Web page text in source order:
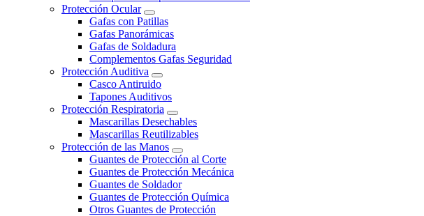
Protección Ocular
Gafas con Patillas
Gafas Panorámicas
Gafas de Soldadura
Complementos Gafas Seguridad
Protección Auditiva
Casco Antiruido
Tapones Auditivos
Protección Respiratoria
Mascarillas Desechables
Mascarillas Reutilizables
Protección de las Manos
Guantes de Protección al Corte
Guantes de Protección Mecánica
Guantes de Soldador
Guantes de Protección Química
Otros Guantes de Protección